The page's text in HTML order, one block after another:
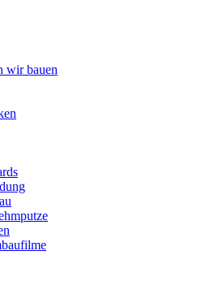
wir bauen